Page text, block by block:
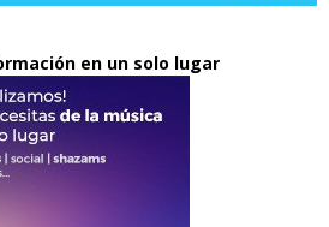
en un solo lugar